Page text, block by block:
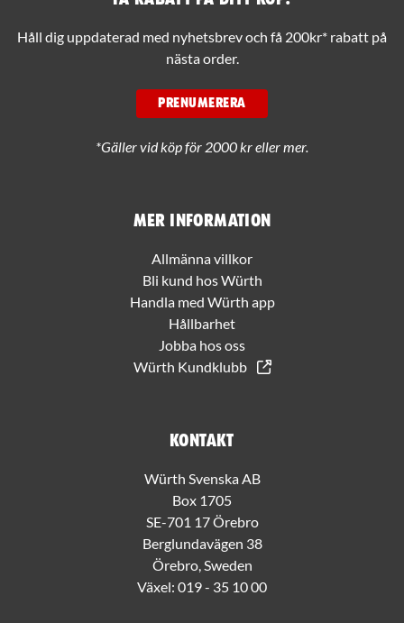
Mer information
Allmänna villkor
Bli kund hos Würth
Handla med Würth app
Hållbarhet
Jobba hos oss
Würth Kundklubb
Kontakt
Würth Svenska AB
Box 1705
SE-701 17 Örebro
Berglundavägen 38
Örebro, Sweden
Växel: 019 - 35 10 00
Håll dig uppdaterad med nyhetsbrev och få 200kr* rabatt på
nästa order.
PRENUMERERA
*Gäller vid köp för 2000 kr eller mer.